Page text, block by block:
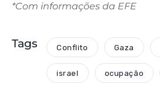
*Com informações da EFE
Tags Conflito Gaza
israel ocupação